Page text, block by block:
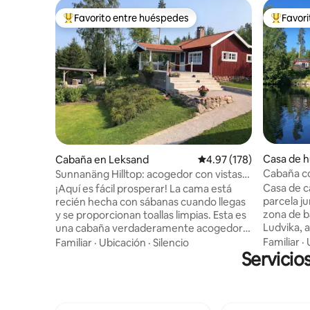
Favorito entre huéspedes preferido
Favorito entre huéspedes
Cabaña en Leksand Calificación promedio:
4.97 (178)
Sunnanäng Hilltop: acogedor con vistas
fantásticas
¡Aquí es fácil prosperar! La cama está
recién hecha con sábanas cuando llegas
y se proporcionan toallas limpias. Esta es
una cabaña verdaderamente acogedora
de 27 metros cuadrados (290 pies
recientemente renovados, así como una
Familiar · Ubicación · Silencio
Casa de
ka
Cabaña
lago,
Casa de
parcela
zona de
Ludvika,
hasta el área
para
bosque
Familiar ·